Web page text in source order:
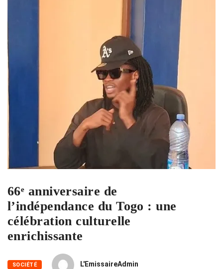
66ᵉ anniversaire de
l’indépendance du Togo : une
célébration culturelle
enrichissante
SOCIÉTÉ L'EmissaireAdmin